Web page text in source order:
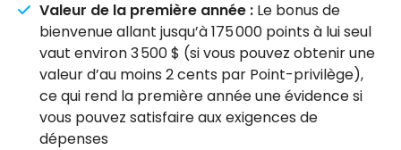
Valeur de la première année : Le bonus de
bienvenue allant jusqu’à 175 000 points à lui seul
vaut environ 3 500 $ (si vous pouvez obtenir une
valeur d’au moins 2 cents par Point-privilège),
ce qui rend la première année une évidence si
vous pouvez satisfaire aux exigences de
dépenses